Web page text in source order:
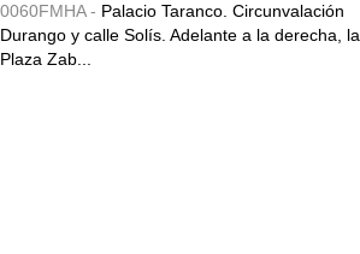
0060FMHA - Palacio Taranco. Circunvalación
Durango y calle Solís. Adelante a la derecha, la
Plaza Zab...